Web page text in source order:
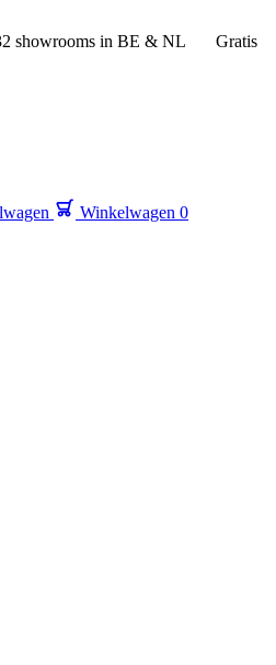
showrooms in BE & NL
Gratis
Winkelwagen 0